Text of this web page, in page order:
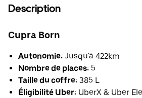
Description
Cupra Born
Autonomie: Jusqu'à 422km
Nombre de places: 5
Taille du coffre: 385 L
Éligibilité Uber: UberX & Uber